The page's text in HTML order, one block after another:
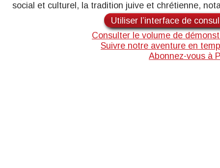
social et culturel, la tradition juive et chrétienne,
Utiliser l’interface de
Consulter le volume de
Suivre notre aventure en
Abonnez-vous à